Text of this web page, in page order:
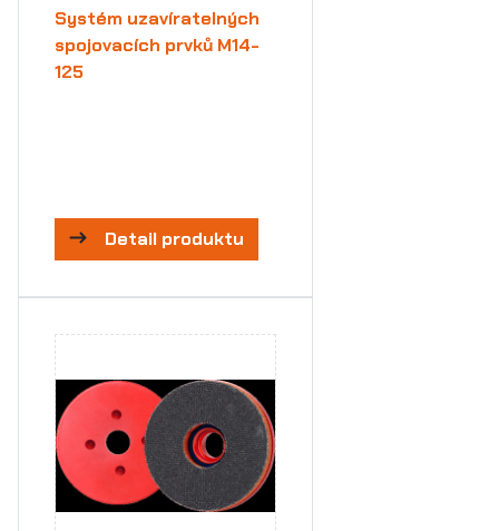
Systém uzavíratelných
spojovacích prvků M14-
125
Detail produktu